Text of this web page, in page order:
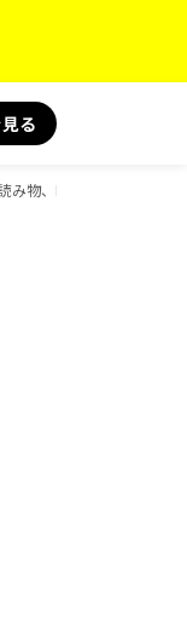
る
み物、BOOKS、D-Books